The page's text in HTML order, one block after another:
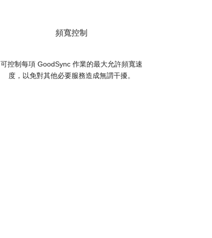
頻寬控制
可控制每項 GoodSync 作業的最大允許頻寬速
度，以免對其他必要服務造成無謂干擾。